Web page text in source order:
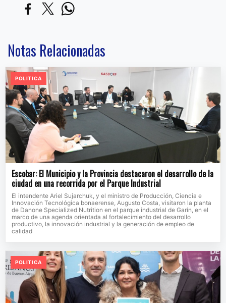
Notas Relacionadas
POLITICA
Escobar: El Municipio y la Provincia destacaron el desarrollo de la
ciudad en una recorrida por el Parque Industrial
El intendente Ariel Sujarchuk, y el ministro de Producción, Ciencia e
Innovación Tecnológica bonaerense, Augusto Costa, visitaron la planta
de Danone Specialized Nutrition en el parque industrial de Garín, en el
marco de una agenda orientada al fortalecimiento del desarrollo
productivo, la innovación industrial y la generación de empleo de
calidad
POLITICA